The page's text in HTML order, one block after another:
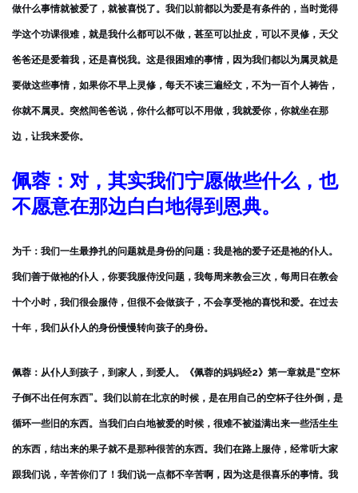
做什么事情就被爱了，就被喜悦了。我们以前都以为爱是有条件的，当时觉得
学这个功课很难，就是我什么都可以不做，甚至可以扯皮，可以不灵修，天父
爸爸还是爱着我，还是喜悦我。这是很困难的事情，因为我们都以为属灵就是
要做这些事情，如果你不早上灵修，每天不读三遍经文，不为一百个人祷告，
你就不属灵。突然间爸爸说，你什么都可以不用做，我就爱你，你就坐在那
边，让我来爱你。
佩蓉：对，其实我们宁愿做些什么，也
不愿意在那边白白地得到恩典。
为千：我们一生最挣扎的问题就是身份的问题：我是祂的爱子还是祂的仆人。
我们善于做祂的仆人，你要我服侍没问题，我每周来教会三次，每周日在教会
十个小时，我们很会服侍，但很不会做孩子，不会享受祂的喜悦和爱。在过去
十年，我们从仆人的身份慢慢转向孩子的身份。
佩蓉：从仆人到孩子，到家人，到爱人。《佩蓉的妈妈经2》第一章就是“空杯
子倒不出任何东西”。我们以前在北京的时候，是在用自己的空杯子往外倒，是
循环一些旧的东西。当我们白白地被爱的时候，很难不被溢满出来一些活生生
的东西，结出来的果子就不是那种很苦的东西。我们在路上服侍，经常听大家
跟我们说，辛苦你们了！我们说一点都不辛苦啊，因为这是很喜乐的事情。我